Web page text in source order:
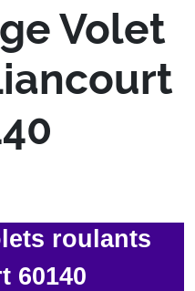
Volet
roulants
60140